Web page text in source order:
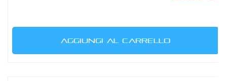
AGGIUNGI AL CARRELLO